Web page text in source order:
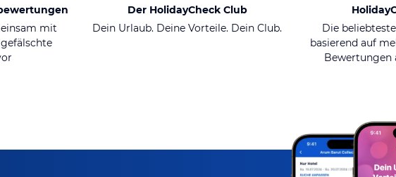
mit
Der HolidayCheck Club
Dein Urlaub. Deine Vorteile. Dein Club.
Die
basierend auf
Bewertungen